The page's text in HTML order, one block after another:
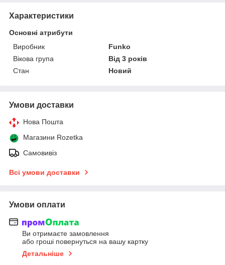
Характеристики
Основні атрибути
Виробник
Funko
Вікова група
Від 3 років
Стан
Новий
Умови доставки
Нова Пошта
Магазини Rozetka
Самовивіз
Всі умови доставки
Умови оплати
Ви отримаєте замовлення
або гроші повернуться на вашу картку
Детальніше